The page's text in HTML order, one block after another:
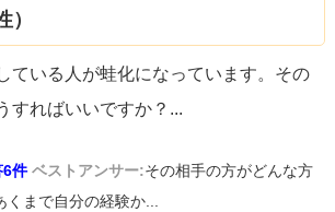
ている人が蛙化になっています。その
すればいいですか？ ...
6件 ベストアンサー:その相手の方がどんな方
くまで自分の経験か...